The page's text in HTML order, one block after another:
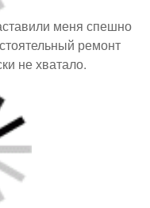
меня спешно
ремонт
не хватало.